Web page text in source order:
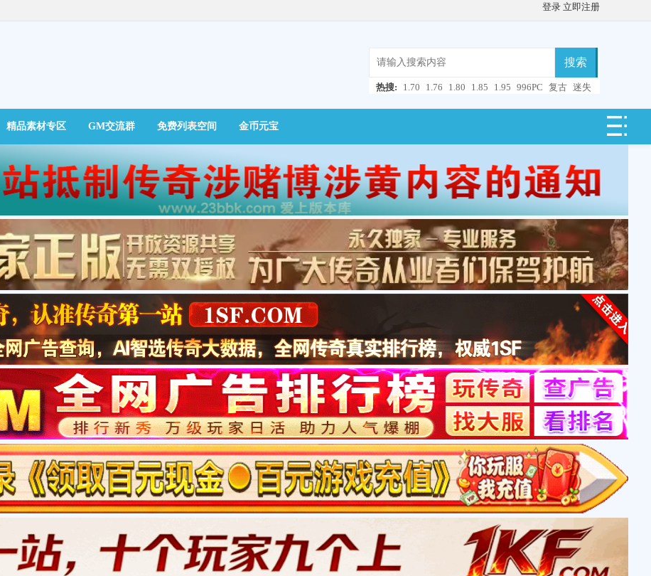
登录 立即注册
搜索
热搜: 1.70 1.76 1.80 1.85 1.95 996PC 复古 迷失
精品素材专区 GM交流群 免费列表空间 金币元宝